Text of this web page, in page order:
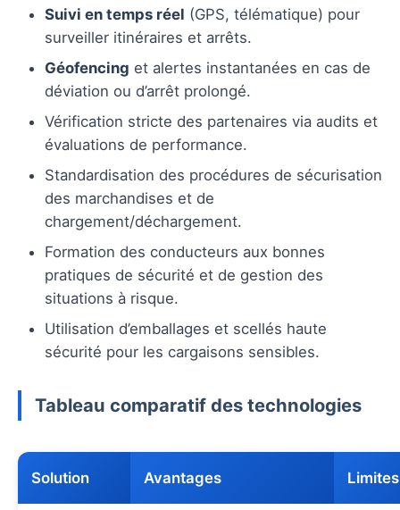
Suivi en temps réel (GPS, télématique) pour
surveiller itinéraires et arrêts.
Géofencing et alertes instantanées en cas de
déviation ou d’arrêt prolongé.
Vérification stricte des partenaires via audits et
évaluations de performance.
Standardisation des procédures de sécurisation
des marchandises et de
chargement/déchargement.
Formation des conducteurs aux bonnes
pratiques de sécurité et de gestion des
situations à risque.
Utilisation d’emballages et scellés haute
sécurité pour les cargaisons sensibles.
Tableau comparatif des technologies
Solution Avantages Limites